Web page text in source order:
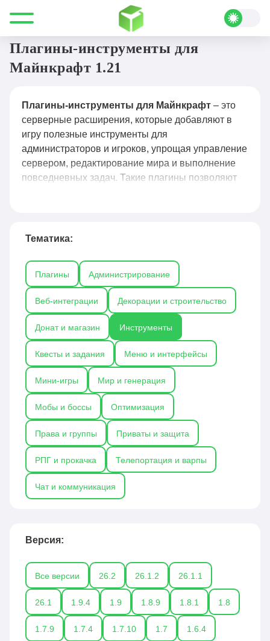
Все для Minecraft Плагины Инструменты
Плагины-инструменты для
Майнкрафт 1.21
Плагины-инструменты для Майнкрафт – это
серверные расширения, которые добавляют в
игру полезные инструменты для
администраторов и игроков, упрощая управление
сервером, редактирование мира и выполнение
повседневных задач. Такие плагины позволяют
привилегии, а также автоматизировать рутинные
массового редактирования блоков, WorldGuard
для защиты территорий, EssentialsX для
расширенных команд и инструментов, а также
CoreProtect для отслеживания изменений и
восстановления мира. Плагины-инструменты
значительно повышают удобство и
эффективность работы на сервере, особенно для
администраторов и строителей.
Тематика:
Плагины Администрирование
Веб-интеграции Декорации и строительство
Донат и магазин Инструменты
Квесты и задания Меню и интерфейсы
Мини-игры Мир и генерация
Мобы и боссы Оптимизация
Права и группы Приваты и защита
РПГ и прокачка Телепортация и варпы
Чат и коммуникация
Версия:
Все версии 26.2 26.1.2 26.1.1
26.1 1.9.4 1.9 1.8.9 1.8.1 1.8
1.7.9 1.7.4 1.7.10 1.7 1.6.4